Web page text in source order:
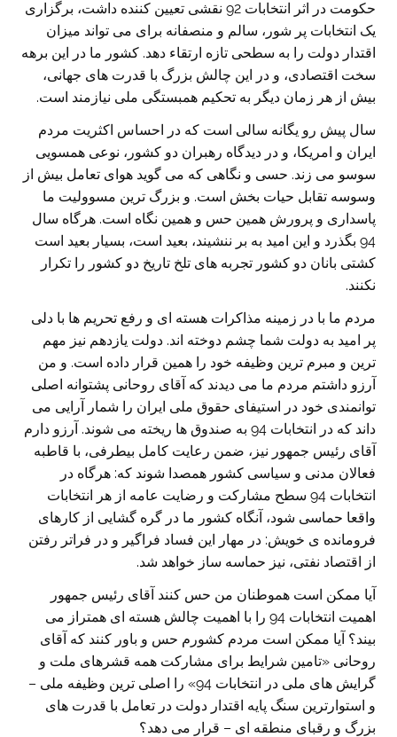
حکومت در اثر انتخابات 92 نقشی تعیین کننده داشت، برگزاری
یک انتخابات پر شور، سالم و منصفانه برای می تواند میزان
اقتدار دولت را به سطحی تازه ارتقاء دهد. کشور ما در این برهه
سخت اقتصادی، و در این چالش بزرگ با قدرت های جهانی،
بیش از هر زمان دیگر به تحکیم همبستگی ملی نیازمند است.
سال پیش رو یگانه سالی است که در احساس اکثریت مردم
ایران و امریکا، و در دیدگاه رهبران دو کشور، نوعی همسویی
سوسو می زند. حسی و نگاهی که می گوید هوای تعامل بیش از
وسوسه تقابل حیات بخش است. و بزرگ ترین مسوولیت ما
پاسداری و پرورش همین حس و همین نگاه است. هرگاه سال
94 بگذرد و این امید به بر ننشیند، بعید است، بسیار بعید است
کشتی بانان دو کشور تجربه های تلخ تاریخ دو کشور را تکرار
نکنند.
مردم ما با در زمینه مذاکرات هسته ای و رفع تحریم ها با دلی
پر امید به دولت شما چشم دوخته اند. دولت یازدهم نیز مهم
ترین و مبرم ترین وظیفه خود را همین قرار داده است. و من
آرزو داشتم مردم ما می دیدند که آقای روحانی پشتوانه اصلی
توانمندی خود در استیفای حقوق ملی ایران را شمار آرایی می
داند که در انتخابات 94 به صندوق ها ریخته می شوند. آرزو دارم
آقای رئیس جمهور نیز، ضمن رعایت کامل بیطرفی، با قاطبه
فعالان مدنی و سیاسی کشور همصدا شوند که: هرگاه در
انتخابات 94 سطح مشارکت و رضایت عامه از هر انتخابات
واقعا حماسی شود، آنگاه کشور ما در گره گشایی از کارهای
فرومانده ی خویش: در مهار این فساد فراگیر و در فراتر رفتن
از اقتصاد نفتی، نیز حماسه ساز خواهد شد.
آیا ممکن است هموطنان من حس کنند آقای رئیس جمهور
اهمیت انتخابات 94 را با اهمیت چالش هسته ای همتراز می
بیند؟ آیا ممکن است مردم کشورم حس و باور کنند که آقای
روحانی «تامین شرایط برای مشارکت همه قشرهای ملت و
گرایش های ملی در انتخابات 94» را اصلی ترین وظیفه ملی –
و استوارترین سنگ پایه اقتدار دولت در تعامل با قدرت های
بزرگ و رقبای منطقه ای – قرار می دهد؟